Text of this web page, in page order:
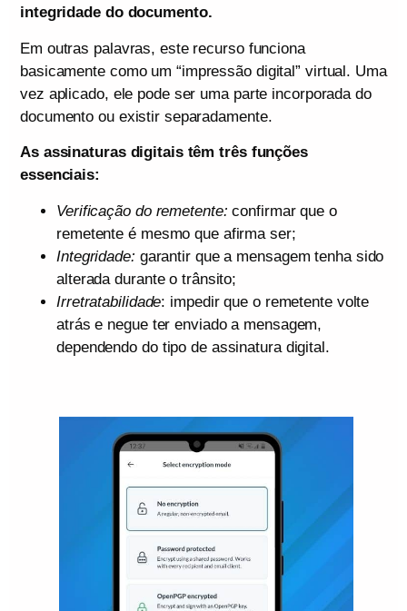
integridade do documento.
Em outras palavras, este recurso funciona
basicamente como um “impressão digital” virtual. Uma
vez aplicado, ele pode ser uma parte incorporada do
documento ou existir separadamente.
As assinaturas digitais têm três funções
essenciais:
Verificação do remetente: confirmar que o
remetente é mesmo que afirma ser;
Integridade: garantir que a mensagem tenha sido
alterada durante o trânsito;
Irretratabilidade: impedir que o remetente volte
atrás e negue ter enviado a mensagem,
dependendo do tipo de assinatura digital.